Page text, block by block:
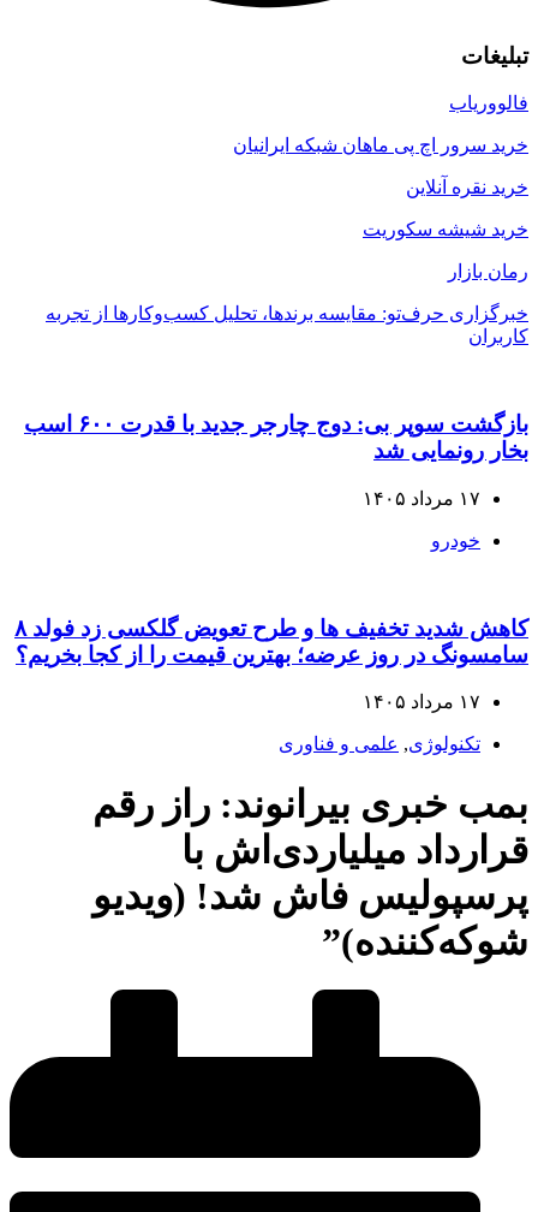
تبلیغات
فالووریاب
خرید سرور اچ پی ماهان شبکه ایرانیان
خرید نقره آنلاین
خرید شیشه سکوریت
رمان بازار
خبرگزاری حرف‌تو: مقایسه برندها، تحلیل کسب‌وکارها از تجربه
کاربران
بازگشت سوپر بی: دوج چارجر جدید با قدرت ۶۰۰ اسب
بخار رونمایی شد
۱۷ مرداد ۱۴۰۵
خودرو
کاهش شدید تخفیف‌ ها و طرح تعویض گلکسی زد فولد ۸
سامسونگ در روز عرضه؛ بهترین قیمت را از کجا بخریم؟
۱۷ مرداد ۱۴۰۵
تکنولوژی, علمی و فناوری
بمب خبری بیرانوند: راز رقم
قرارداد میلیاردی‌اش با
پرسپولیس فاش شد! (ویدیو
شوکه‌کننده)”